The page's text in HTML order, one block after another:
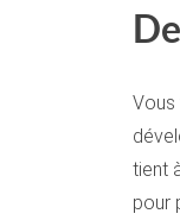
Vous
tient
pour